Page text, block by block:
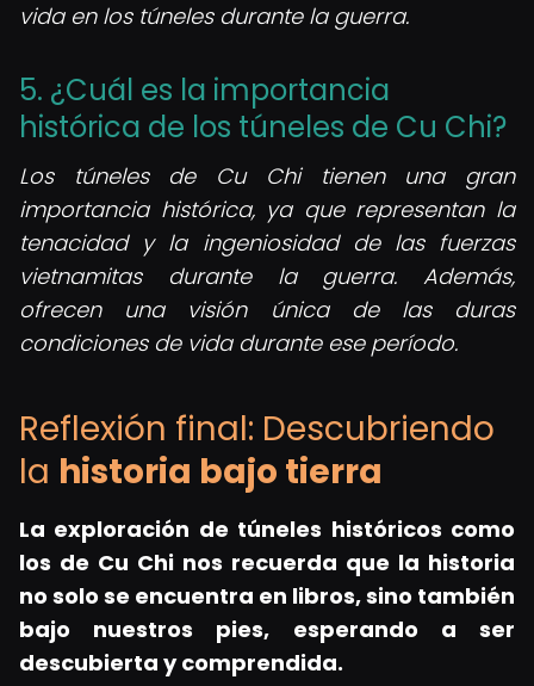
vida en los túneles durante la guerra.
5. ¿Cuál es la importancia
histórica de los túneles de Cu Chi?
Los túneles de Cu Chi tienen una gran
importancia histórica, ya que representan la
tenacidad y la ingeniosidad de las fuerzas
vietnamitas durante la guerra. Además,
ofrecen una visión única de las duras
condiciones de vida durante ese período.
Reflexión final: Descubriendo
la historia bajo tierra
La exploración de túneles históricos como
los de Cu Chi nos recuerda que la historia
no solo se encuentra en libros, sino también
bajo nuestros pies, esperando a ser
descubierta y comprendida.